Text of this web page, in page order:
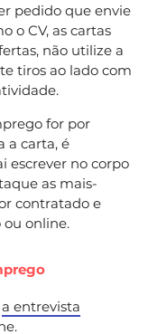
pedido que envie
o CV, as cartas
não utilize a
tiros ao lado com
for por
a carta, é
escrever no corpo
as mais-
contratado e
online.
a entrevista